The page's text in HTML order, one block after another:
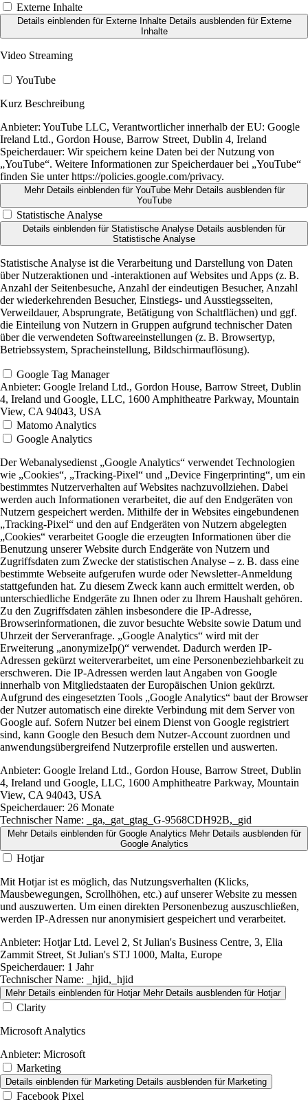
Externe Inhalte
Details einblendenfür Externe Inhalte Details ausblendenfür Externe
Inhalte
Video Streaming
YouTube
Kurz Beschreibung
Anbieter: YouTube LLC, Verantwortlicher innerhalb der EU: Google
Ireland Ltd., Gordon House, Barrow Street, Dublin 4, Ireland
Speicherdauer: Wir speichern keine Daten bei der Nutzung von
„YouTube“. Weitere Informationen zur Speicherdauer bei „YouTube“
finden Sie unter https://policies.google.com/privacy.
Mehr Details einblendenfür YouTube Mehr Details ausblendenfür
YouTube
Statistische Analyse
Details einblenden für Statistische Analyse Details ausblenden für
Statistische Analyse
Statistische Analyse ist die Verarbeitung und Darstellung von Daten
über Nutzeraktionen und -interaktionen auf Websites und Apps (z. B.
Anzahl der Seitenbesuche, Anzahl der eindeutigen Besucher, Anzahl
der wiederkehrenden Besucher, Einstiegs- und Ausstiegsseiten,
Verweildauer, Absprungrate, Betätigung von Schaltflächen) und ggf.
die Einteilung von Nutzern in Gruppen aufgrund technischer Daten
über die verwendeten Softwareeinstellungen (z. B. Browsertyp,
Betriebssystem, Spracheinstellung, Bildschirmauflösung).
Google Tag Manager
Anbieter: Google Ireland Ltd., Gordon House, Barrow Street, Dublin
4, Ireland und Google, LLC, 1600 Amphitheatre Parkway, Mountain
View, CA 94043, USA
Matomo Analytics
Google Analytics
Der Webanalysedienst „Google Analytics“ verwendet Technologien
wie „Cookies“, „Tracking-Pixel“ und „Device Fingerprinting“, um ein
bestimmtes Nutzerverhalten auf Websites nachzuvollziehen. Dabei
werden auch Informationen verarbeitet, die auf den Endgeräten von
Nutzern gespeichert werden. Mithilfe der in Websites eingebundenen
„Tracking-Pixel“ und den auf Endgeräten von Nutzern abgelegten
„Cookies“ verarbeitet Google die erzeugten Informationen über die
Benutzung unserer Website durch Endgeräte von Nutzern und
Zugriffsdaten zum Zwecke der statistischen Analyse – z. B. dass eine
bestimmte Webseite aufgerufen wurde oder Newsletter-Anmeldung
stattgefunden hat. Zu diesem Zweck kann auch ermittelt werden, ob
unterschiedliche Endgeräte zu Ihnen oder zu Ihrem Haushalt gehören.
Zu den Zugriffsdaten zählen insbesondere die IP-Adresse,
Browserinformationen, die zuvor besuchte Website sowie Datum und
Uhrzeit der Serveranfrage. „Google Analytics“ wird mit der
Erweiterung „anonymizeIp()“ verwendet. Dadurch werden IP-
Adressen gekürzt weiterverarbeitet, um eine Personenbeziehbarkeit zu
erschweren. Die IP-Adressen werden laut Angaben von Google
innerhalb von Mitgliedstaaten der Europäischen Union gekürzt.
Aufgrund des eingesetzten Tools „Google Analytics“ baut der Browser
der Nutzer automatisch eine direkte Verbindung mit dem Server von
Google auf. Sofern Nutzer bei einem Dienst von Google registriert
sind, kann Google den Besuch dem Nutzer-Account zuordnen und
anwendungsübergreifend Nutzerprofile erstellen und auswerten.
Anbieter: Google Ireland Ltd., Gordon House, Barrow Street, Dublin
4, Ireland und Google, LLC, 1600 Amphitheatre Parkway, Mountain
View, CA 94043, USA
Speicherdauer: 26 Monate
Technischer Name: _ga,_gat_gtag_G-9568CDH92B,_gid
Mehr Details einblendenfür Google Analytics Mehr Details ausblendenfür
Google Analytics
Hotjar
Mit Hotjar ist es möglich, das Nutzungsverhalten (Klicks,
Mausbewegungen, Scrollhöhen, etc.) auf unserer Website zu messen
und auszuwerten. Um einen direkten Personenbezug auszuschließen,
werden IP-Adressen nur anonymisiert gespeichert und verarbeitet.
Anbieter: Hotjar Ltd. Level 2, St Julian's Business Centre, 3, Elia
Zammit Street, St Julian's STJ 1000, Malta, Europe
Speicherdauer: 1 Jahr
Technischer Name: _hjid,_hjid
Mehr Details einblenden für Hotjar Mehr Details ausblenden für Hotjar
Clarity
Microsoft Analytics
Anbieter: Microsoft
Marketing
Details einblenden für Marketing Details ausblenden für Marketing
Facebook Pixel